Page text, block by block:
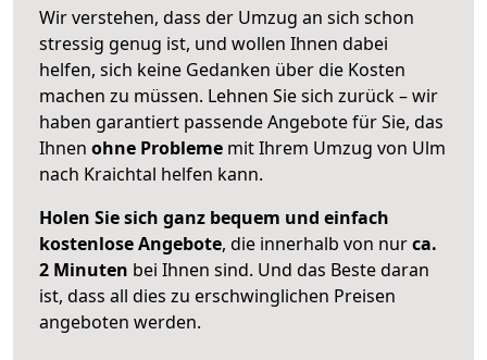
Wir verstehen, dass der Umzug an sich schon
stressig genug ist, und wollen Ihnen dabei
helfen, sich keine Gedanken über die Kosten
machen zu müssen. Lehnen Sie sich zurück – wir
haben garantiert passende Angebote für Sie, das
Ihnen ohne Probleme mit Ihrem Umzug von Ulm
nach Kraichtal helfen kann.
Holen Sie sich ganz bequem und einfach
kostenlose Angebote, die innerhalb von nurca.
2 Minuten bei Ihnen sind. Und das Beste daran
ist, dass all dies zu erschwinglichen Preisen
angeboten werden.